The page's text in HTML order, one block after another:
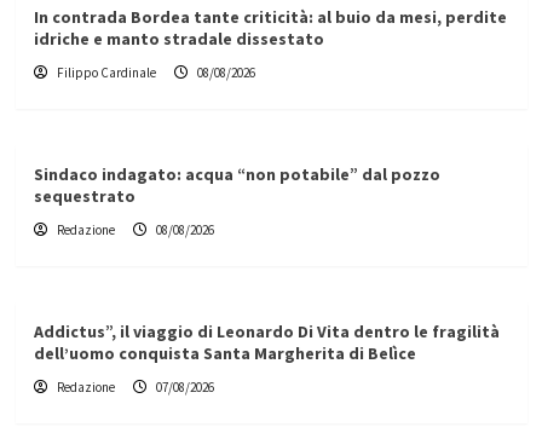
In contrada Bordea tante criticità: al buio da mesi, perdite
idriche e manto stradale dissestato
Filippo Cardinale 08/08/2026
Sindaco indagato: acqua “non potabile” dal pozzo
sequestrato
Redazione 08/08/2026
Addictus”, il viaggio di Leonardo Di Vita dentro le fragilità
dell’uomo conquista Santa Margherita di Belìce
Redazione 07/08/2026